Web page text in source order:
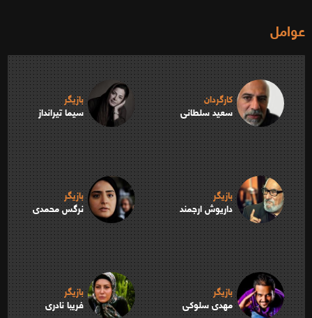
عوامل
کارگردان
سعید سلطانی
بازیگر
سیما تیرانداز
بازیگر
داریوش ارجمند
بازیگر
نرگس محمدی
بازیگر
مهدی سلوکی
بازیگر
فریبا نادری